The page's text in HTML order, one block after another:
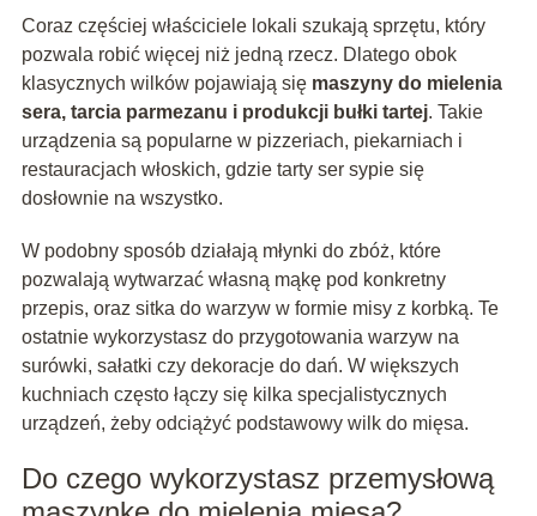
Coraz częściej właściciele lokali szukają sprzętu, który
pozwala robić więcej niż jedną rzecz. Dlatego obok
klasycznych wilków pojawiają się maszyny do mielenia
sera, tarcia parmezanu i produkcji bułki tartej. Takie
urządzenia są popularne w pizzeriach, piekarniach i
restauracjach włoskich, gdzie tarty ser sypie się
dosłownie na wszystko.
W podobny sposób działają młynki do zbóż, które
pozwalają wytwarzać własną mąkę pod konkretny
przepis, oraz sitka do warzyw w formie misy z korbką. Te
ostatnie wykorzystasz do przygotowania warzyw na
surówki, sałatki czy dekoracje do dań. W większych
kuchniach często łączy się kilka specjalistycznych
urządzeń, żeby odciążyć podstawowy wilk do mięsa.
Do czego wykorzystasz przemysłową